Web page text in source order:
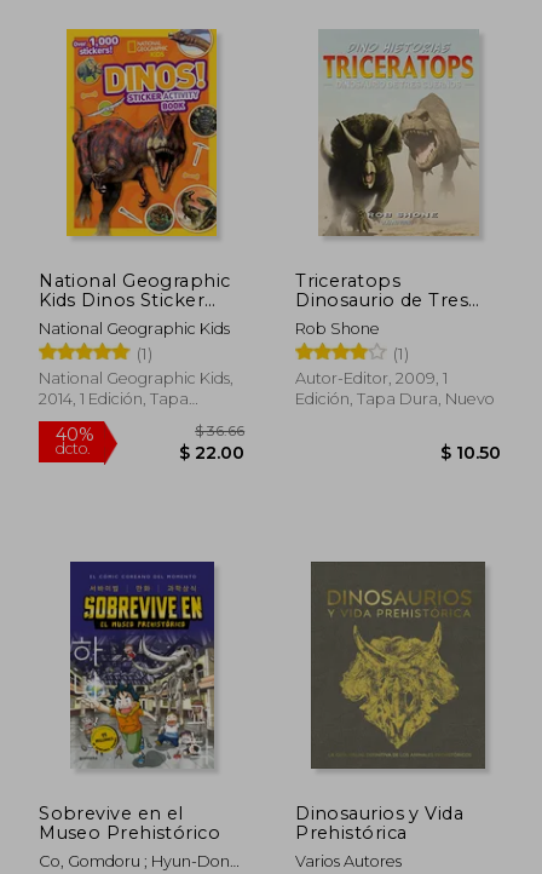
40%
dcto.
$ 44.64
$ 26.78
40%
dcto. $
National Geographic
Kids Dinos Sticker
Activity Book: Over
1,000 Stickers! (ng
Sticker Activity Books)
(en Inglés)
National Geographic Kids
(1)
National Geographic Kids,
2014, 1 Edición, Tapa
Blanda, Nuevo
Triceratops
Dinosaurio de Tres
Cuernos
Rob Shone
(1)
Autor-Editor, 2009, 1
Edición, Tapa Dura, Nuevo
Sobrevive en el
Museo Prehistórico
Co, Gomdoru ; Hyun-Dong,
Dinosaurios y Vida
Prehistórica
Varios Autores